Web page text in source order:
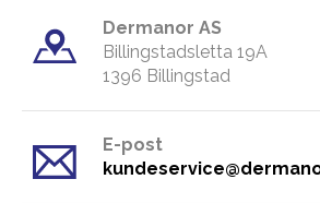
Dermanor AS
Billingstadsletta 19A
​1396 Billingstad
E-post